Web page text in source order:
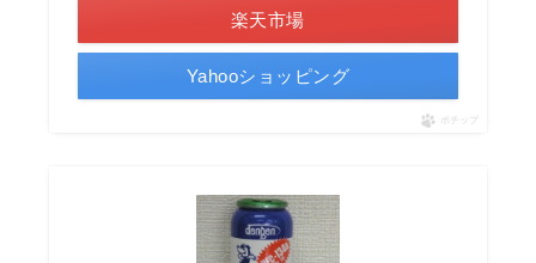
楽天市場
Yahooショッピング
ポチップ